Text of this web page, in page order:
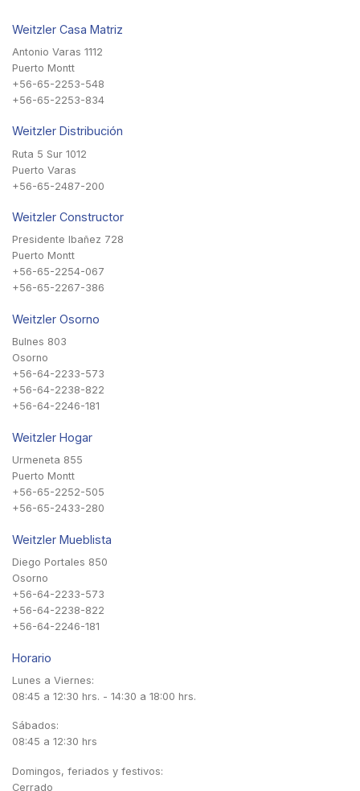
Weitzler Casa Matriz
Antonio Varas 1112
Puerto Montt
+56-65-2253-548
+56-65-2253-834
Weitzler Distribución
Ruta 5 Sur 1012
Puerto Varas
+56-65-2487-200
Weitzler Constructor
Presidente Ibañez 728
Puerto Montt
+56-65-2254-067
+56-65-2267-386
Weitzler Osorno
Bulnes 803
Osorno
+56-64-2233-573
+56-64-2238-822
+56-64-2246-181
Weitzler Hogar
Urmeneta 855
Puerto Montt
+56-65-2252-505
+56-65-2433-280
Weitzler Mueblista
Diego Portales 850
Osorno
+56-64-2233-573
+56-64-2238-822
+56-64-2246-181
Horario
Lunes a Viernes:
08:45 a 12:30 hrs. - 14:30 a 18:00 hrs.
Sábados:
08:45 a 12:30 hrs
Domingos, feriados y festivos:
Cerrado